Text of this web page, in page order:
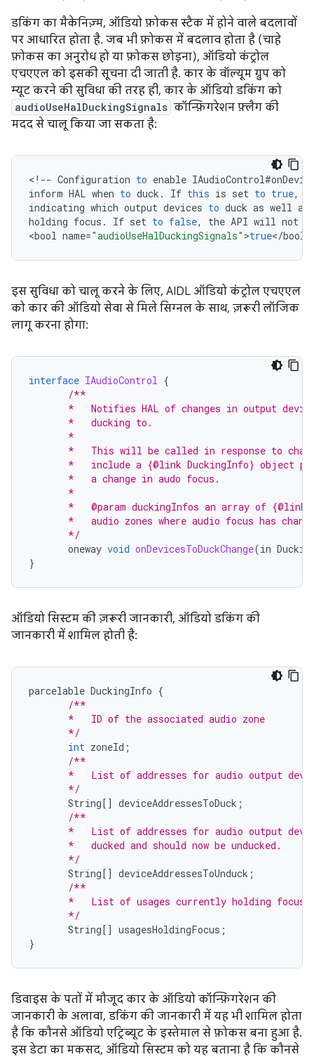
डकिंग का मैकेनिज़्म, ऑडियो फ़ोकस स्टैक में होने वाले बदलावों
पर आधारित होता है. जब भी फ़ोकस में बदलाव होता है (चाहे
फ़ोकस का अनुरोध हो या फ़ोकस छोड़ना), ऑडियो कंट्रोल
एचएएल को इसकी सूचना दी जाती है. कार के वॉल्यूम ग्रुप को
म्यूट करने की सुविधा की तरह ही, कार के ऑडियो डकिंग को
audioUseHalDuckingSignals कॉन्फ़िगरेशन फ़्लैग की
मदद से चालू किया जा सकता है:
< !-- Configuration to enable IAudioControl#
inform HAL when to duck . If this is set to true,
indicating which output devices to duck as well as
holding focus . If set to false, the API will not
<bool name="audioUseHalDuckingSignals" >true</bool
इस सुविधा को चालू करने के लिए, AIDL ऑडियो कंट्रोल एचएएल
को कार की ऑडियो सेवा से मिले सिग्नल के साथ, ज़रूरी लॉजिक
लागू करना होगा:
interface IAudioControl {
/**
*   Notifies HAL of changes in output
       *   ducking to.
       *
*   This will be called in response to
*   include a {@link DuckingInfo} object
       *   a change in audo focus.
       *
*   @param duckingInfos an array of {@link
*   audio zones where audio focus has
       */
oneway void onDevicesToDuckChange(in
}
ऑडियो सिस्टम की ज़रूरी जानकारी, ऑडियो डकिंग की
जानकारी में शामिल होती है:
parcelable DuckingInfo {
/**
       *   ID of the associated audio zone
       */
int zoneId ;
/**
*   List of addresses for audio output
       */
String [] deviceAddressesToDuck ;
/**
*   List of addresses for audio output
       *   ducked and should now be unducked.
       */
String [] deviceAddressesToUnduck ;
/**
*   List of usages currently holding focus
       */
String [] usagesHoldingFocus ;
}
डिवाइस के पतों में मौजूद कार के ऑडियो कॉन्फ़िगरेशन की
जानकारी के अलावा, डकिंग की जानकारी में यह भी शामिल होता
है कि कौनसे ऑडियो एट्रिब्यूट के इस्तेमाल से फ़ोकस बना हुआ है.
इस डेटा का मकसद, ऑडियो सिस्टम को यह बताना है कि कौनसे